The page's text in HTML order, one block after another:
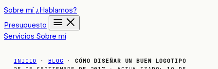
Sobre mí ¿Hablamos?
Presupuesto
Servicios Sobre mí
INICIO · BLOG ·CÓMO DISEÑAR UN BUEN LOGOTIPO